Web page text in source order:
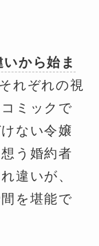
から始ま
れぞれの視
ミックで
ない令嬢
う婚約者
違いが、
を堪能で